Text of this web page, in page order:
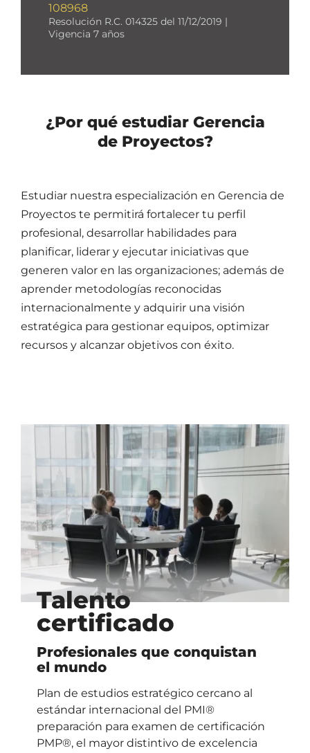
108968
Resolución R.C. 014325 del 11/12/2019 |
Vigencia 7 años
¿Por qué estudiar Gerencia
de Proyectos?
Estudiar nuestra especialización en Gerencia de
Proyectos te permitirá fortalecer tu perfil
profesional, desarrollar habilidades para
planificar, liderar y ejecutar iniciativas que
generen valor en las organizaciones; además de
aprender metodologías reconocidas
internacionalmente y adquirir una visión
estratégica para gestionar equipos, optimizar
recursos y alcanzar objetivos con éxito.
Talento
certificado
Profesionales que conquistan
el mundo
Plan de estudios estratégico cercano al
estándar internacional del PMI®
preparación para examen de certificación
PMP®, el mayor distintivo de excelencia